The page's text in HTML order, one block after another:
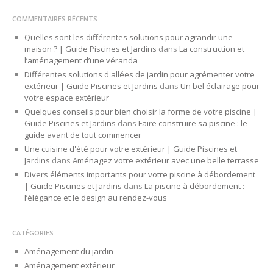
COMMENTAIRES RÉCENTS
Quelles sont les différentes solutions pour agrandir une
maison ? | Guide Piscines et Jardins dans La construction et
l’aménagement d’une véranda
Différentes solutions d'allées de jardin pour agrémenter votre
extérieur | Guide Piscines et Jardins dans Un bel éclairage pour
votre espace extérieur
Quelques conseils pour bien choisir la forme de votre piscine |
Guide Piscines et Jardins dans Faire construire sa piscine : le
guide avant de tout commencer
Une cuisine d'été pour votre extérieur | Guide Piscines et
Jardins dans Aménagez votre extérieur avec une belle terrasse
Divers éléments importants pour votre piscine à débordement
| Guide Piscines et Jardins dans La piscine à débordement :
l’élégance et le design au rendez-vous
CATÉGORIES
Aménagement du jardin
Aménagement extérieur